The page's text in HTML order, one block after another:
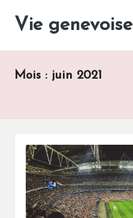
Vie genevoise
Vie
Mois : juin 2021